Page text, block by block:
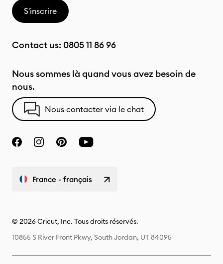
S'inscrire
Contact us: 0805 11 86 96
Nous sommes là quand vous avez besoin de
nous.
Nous contacter via le chat
France - français
© 2026 Cricut, Inc. Tous droits réservés.
10855 S River Front Pkwy, South Jordan, UT 84095